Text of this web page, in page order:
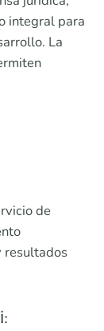
integral para
La
de
resultados